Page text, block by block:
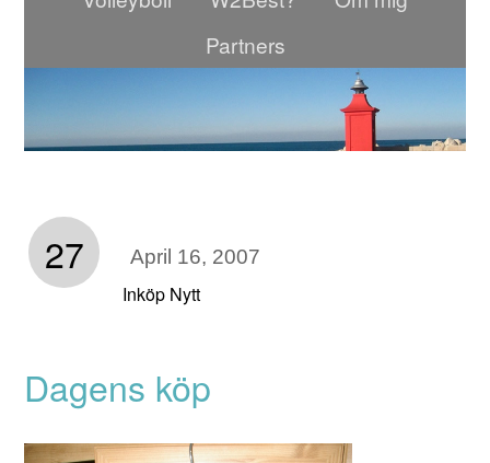
Partners
27 April 16, 2007
Inköp Nytt
Dagens köp